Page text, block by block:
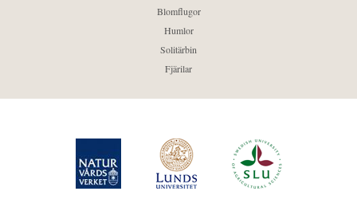
Blomflugor
Humlor
Solitärbin
Fjärilar